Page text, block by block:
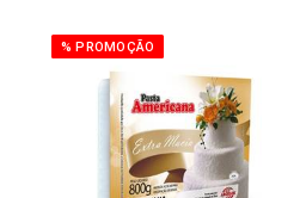
% PROMOÇÃO